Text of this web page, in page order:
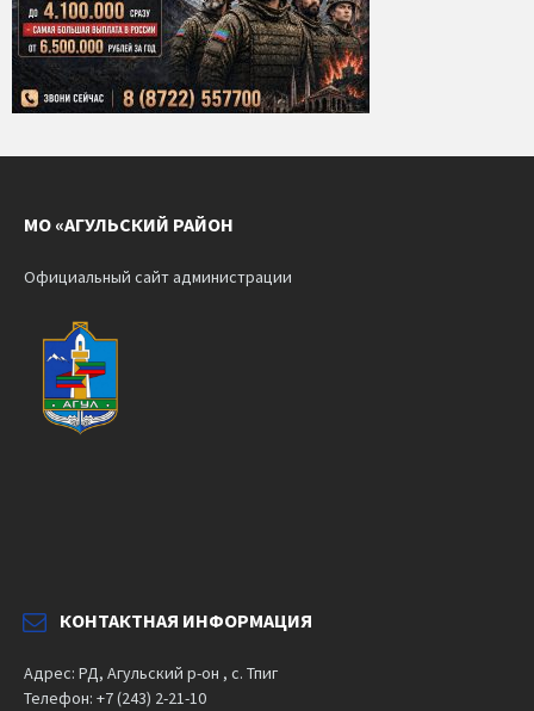
МО «АГУЛЬСКИЙ РАЙОН
Официальный сайт администрации
КОНТАКТНАЯ ИНФОРМАЦИЯ
Адрес: РД, Агульский р-он , с. Тпиг
Телефон: +7 (243) 2-21-10